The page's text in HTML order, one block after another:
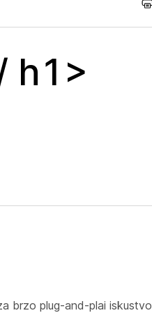
h1>
brzo plug-and-plai iskustvo